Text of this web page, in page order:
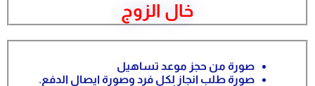
خال الزوج
صورة من حجز موعد تساهيل
صورة طلب انجاز لكل فرد وصورة ايصال الدفع.